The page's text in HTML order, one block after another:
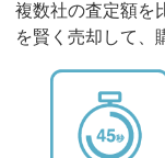
複数社の査定額を
を賢く売却して、